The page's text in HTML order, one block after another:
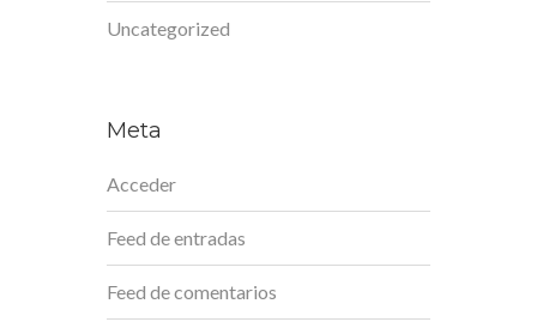
Uncategorized
Meta
Acceder
Feed de entradas
Feed de comentarios